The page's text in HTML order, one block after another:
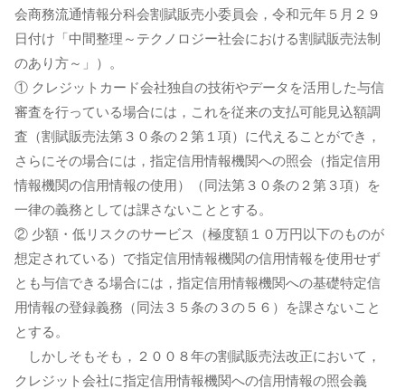
会商務流通情報分科会割賦販売小委員会，令和元年５月２９
日付け「中間整理～テクノロジー社会における割賦販売法制
のあり方～」）。
① クレジットカード会社独自の技術やデータを活用した与信
審査を行っている場合には，これを従来の支払可能見込額調
査（割賦販売法第３０条の２第１項）に代えることができ，
さらにその場合には，指定信用情報機関への照会（指定信用
情報機関の信用情報の使用）（同法第３０条の２第３項）を
⼀律の義務としては課さないこととする。
② 少額・低リスクのサービス（極度額１０万円以下のものが
想定されている）で指定信用情報機関の信用情報を使用せず
とも与信できる場合には，指定信用情報機関への基礎特定信
用情報の登録義務（同法３５条の３の５６）を課さないこと
とする。
しかしそもそも，２００８年の割賦販売法改正において，
クレジット会社に指定信用情報機関への信用情報の照会義